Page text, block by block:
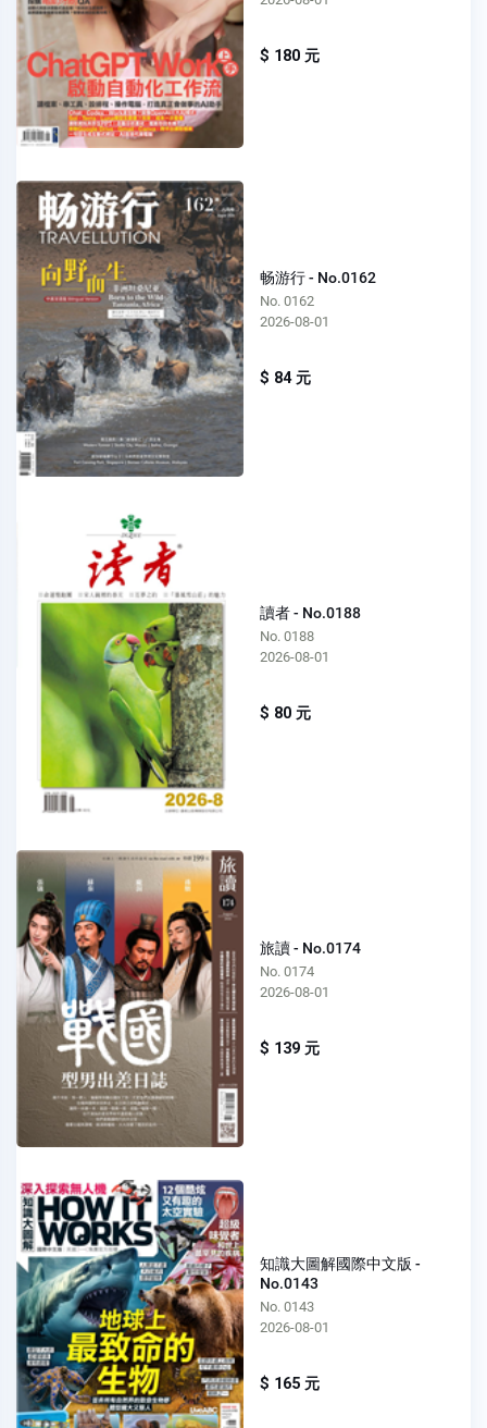
$ 180 元
畅游行 - No.0162
No. 0162
2026-08-01
$ 84 元
讀者 - No.0188
No. 0188
2026-08-01
$ 80 元
旅讀 - No.0174
No. 0174
2026-08-01
$ 139 元
知識大圖解國際中文版 -
No.0143
No. 0143
2026-08-01
$ 165 元